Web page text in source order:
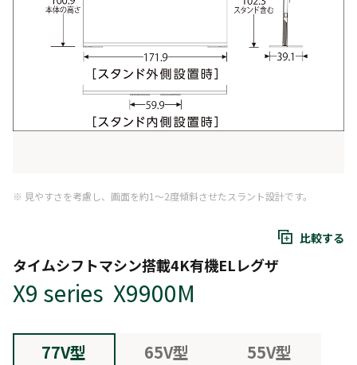
※ 見やすさを考慮し、画面を約1～2度傾斜させたスラント設計です。
比較する
タイムシフトマシン搭載4K有機ELレグザ
X9 series X9900M
77V型 65V型 55V型